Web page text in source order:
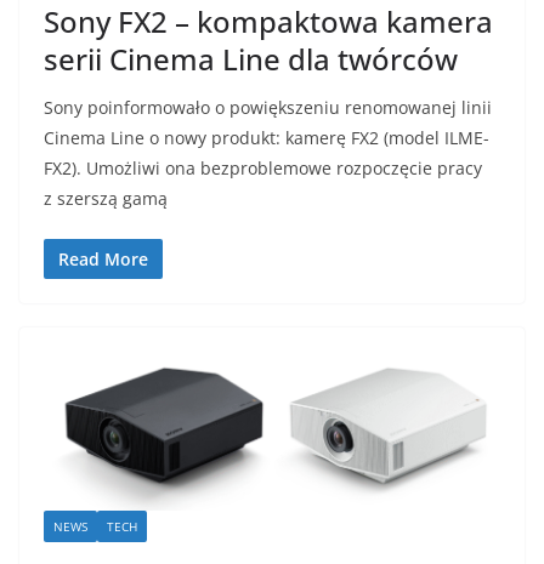
Sony FX2 – kompaktowa kamera
serii Cinema Line dla twórców
Sony poinformowało o powiększeniu renomowanej linii
Cinema Line o nowy produkt: kamerę FX2 (model ILME-
FX2). Umożliwi ona bezproblemowe rozpoczęcie pracy
z szerszą gamą
Read More
NEWS TECH